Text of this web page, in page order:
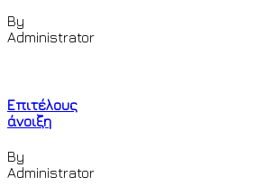
By
Administrator
Επιτέλους
άνοιξη
By
Administrator